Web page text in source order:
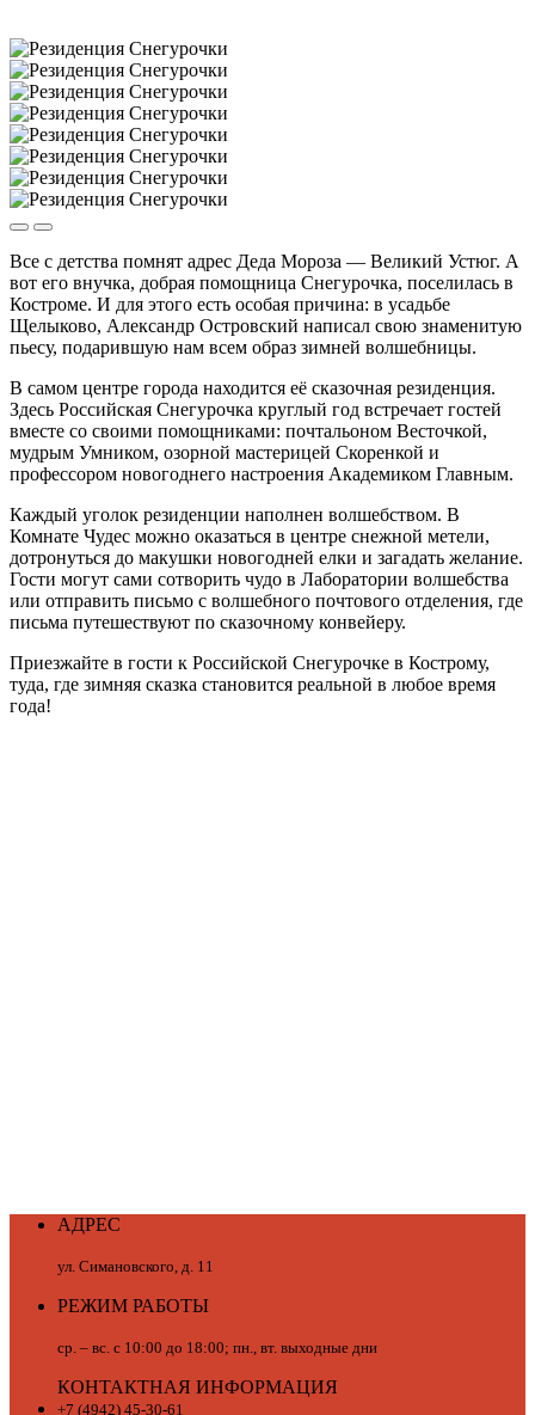
Все с детства помнят адрес Деда Мороза — Великий Устюг. А
вот его внучка, добрая помощница Снегурочка, поселилась в
Костроме. И для этого есть особая причина: в усадьбе
Щелыково, Александр Островский написал свою знаменитую
пьесу, подарившую нам всем образ зимней волшебницы.
В самом центре города находится её сказочная резиденция.
Здесь Российская Снегурочка круглый год встречает гостей
вместе со своими помощниками: почтальоном Весточкой,
мудрым Умником, озорной мастерицей Скоренкой и
профессором новогоднего настроения Академиком Главным.
Каждый уголок резиденции наполнен волшебством. В
Комнате Чудес можно оказаться в центре снежной метели,
дотронуться до макушки новогодней елки и загадать желание.
Гости могут сами сотворить чудо в Лаборатории волшебства
или отправить письмо с волшебного почтового отделения, где
письма путешествуют по сказочному конвейеру.
Приезжайте в гости к Российской Снегурочке в Кострому,
туда, где зимняя сказка становится реальной в любое время
года!
АДРЕС
ул. Симановского, д. 11
РЕЖИМ РАБОТЫ
ср. – вс. с 10:00 до 18:00; пн., вт. выходные дни
КОНТАКТНАЯ ИНФОРМАЦИЯ
+7 (4942) 45-30-61